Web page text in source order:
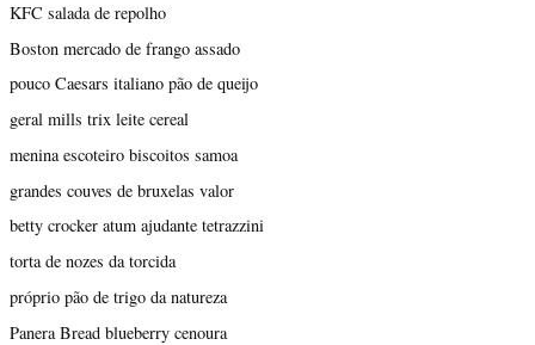
KFC salada de repolho
Boston mercado de frango assado
pouco Caesars italiano pão de queijo
geral mills trix leite cereal
menina escoteiro biscoitos samoa
grandes couves de bruxelas valor
betty crocker atum ajudante tetrazzini
torta de nozes da torcida
próprio pão de trigo da natureza
Panera Bread blueberry cenoura